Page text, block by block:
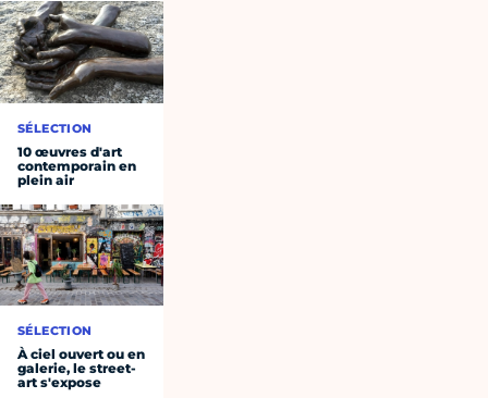
SÉLECTION
10 œuvres d'art
contemporain en
plein air
SÉLECTION
À ciel ouvert ou en
galerie, le street-
art s'expose